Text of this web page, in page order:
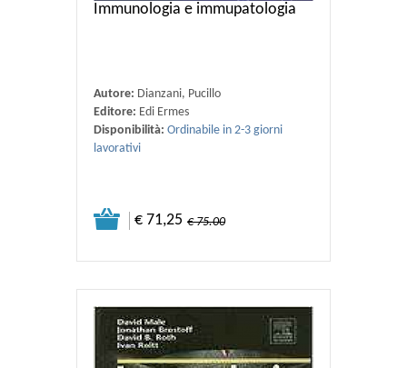
Immunologia e immupatologia
Autore: Dianzani, Pucillo
Editore: Edi Ermes
Disponibilità: Ordinabile in 2-3 giorni
lavorativi
€ 71,25 € 75.00